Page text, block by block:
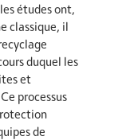
études ont,
classique, il
duquel les
et
processus
de